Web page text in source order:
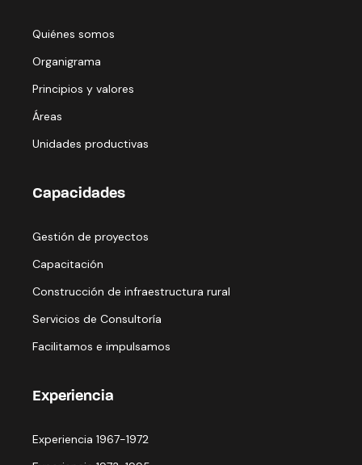
Quiénes somos
Organigrama
Principios y valores
Áreas
Unidades productivas
Capacidades
Gestión de proyectos
Capacitación
Construcción de infraestructura rural
Servicios de Consultoría
Facilitamos e impulsamos
Experiencia
Experiencia 1967-1972